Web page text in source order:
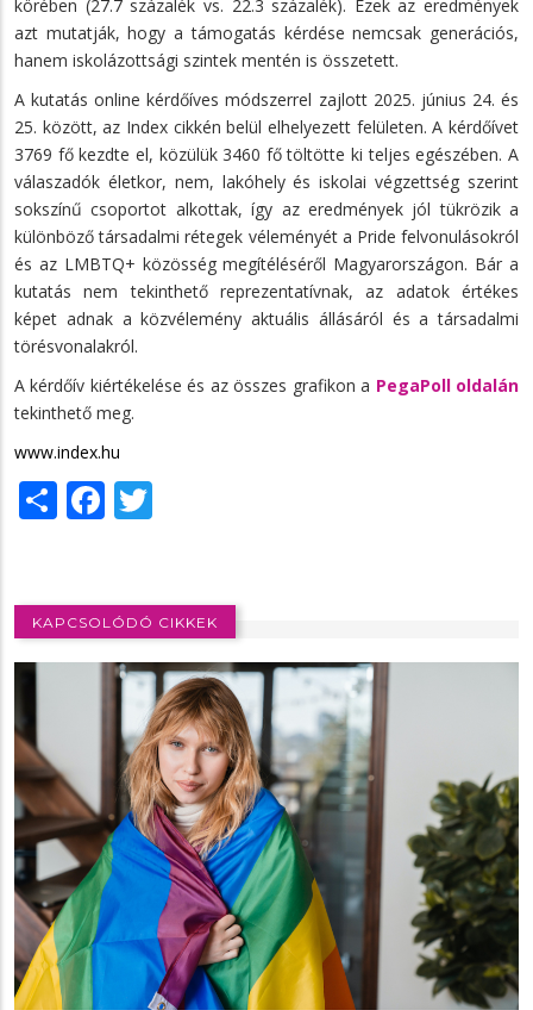
körében (27.7 százalék vs. 22.3 százalék). Ezek az eredmények
azt mutatják, hogy a támogatás kérdése nemcsak generációs,
hanem iskolázottsági szintek mentén is összetett.
A kutatás online kérdőíves módszerrel zajlott 2025. június 24. és
25. között, az Index cikkén belül elhelyezett felületen. A kérdőívet
3769 fő kezdte el, közülük 3460 fő töltötte ki teljes egészében. A
válaszadók életkor, nem, lakóhely és iskolai végzettség szerint
sokszínű csoportot alkottak, így az eredmények jól tükrözik a
különböző társadalmi rétegek véleményét a Pride felvonulásokról
és az LMBTQ+ közösség megítéléséről Magyarországon. Bár a
kutatás nem tekinthető reprezentatívnak, az adatok értékes
képet adnak a közvélemény aktuális állásáról és a társadalmi
törésvonalakról.
A kérdőív kiértékelése és az összes grafikon a PegaPoll oldalán
tekinthető meg.
www.index.hu
ShareFacebook
KAPCSOLÓDÓ CIKKEK